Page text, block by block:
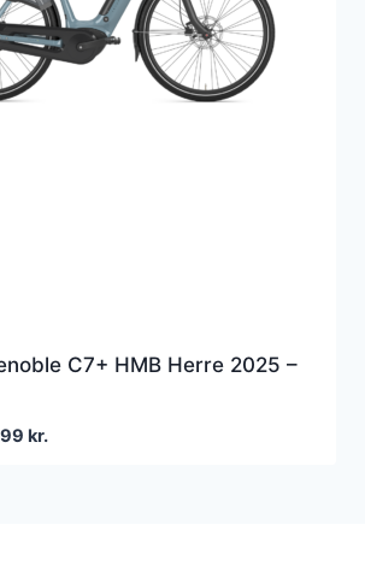
C7+ HMB Herre 2025 –
kr.Den